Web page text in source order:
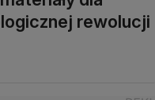
rewolucji